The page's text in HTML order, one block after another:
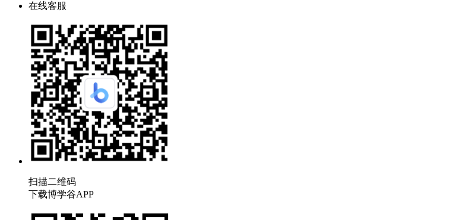
在线客服
扫描二维码
下载博学谷APP